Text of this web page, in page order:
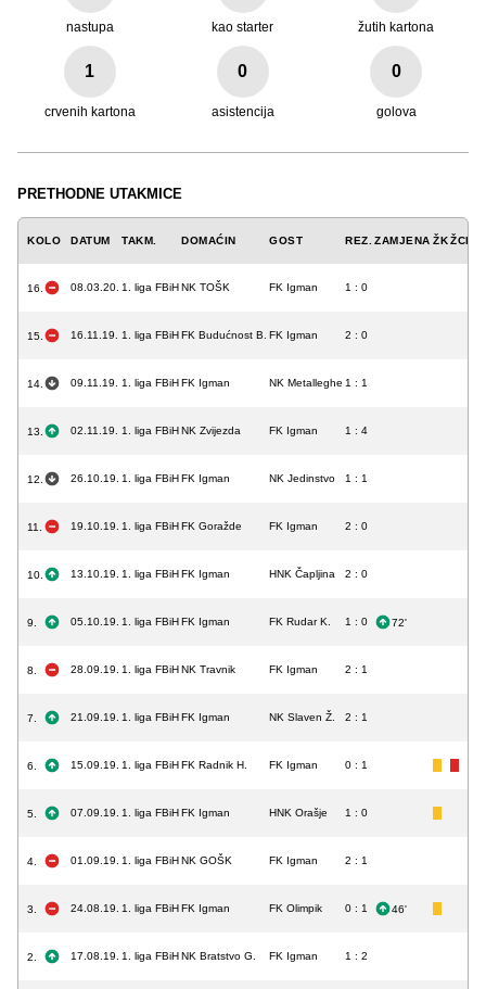
nastupa kao starter žutih kartona
1
crvenih kartona
0
asistencija
0
golova
PRETHODNE UTAKMICE
KOLO DATUM TAKM. DOMAĆIN GOST REZ. ZAMJENA ŽKŽCK
16. 08.03.20. 1. liga FBiHNK TOŠK FK Igman 1 : 0
15. 16.11.19. 1. liga FBiHFK Budućnost B. FK Igman 2 : 0
14. 09.11.19. 1. liga FBiHFK Igman NK Metalleghe 1 : 1
13. 02.11.19. 1. liga FBiHNK Zvijezda FK Igman 1 : 4
12. 26.10.19. 1. liga FBiHFK Igman NK Jedinstvo 1 : 1
11. 19.10.19. 1. liga FBiHFK Goražde FK Igman 2 : 0
10. 13.10.19. 1. liga FBiHFK Igman HNK Čapljina 2 : 0
9. 05.10.19. 1. liga FBiHFK Igman FK Rudar K. 1 : 0 72'
8. 28.09.19. 1. liga FBiHNK Travnik FK Igman 2 : 1
7. 21.09.19. 1. liga FBiHFK Igman NK Slaven Ž. 2 : 1
6. 15.09.19. 1. liga FBiHFK Radnik H. FK Igman 0 : 1
5. 07.09.19. 1. liga FBiHFK Igman HNK Orašje 1 : 0
4. 01.09.19. 1. liga FBiHNK GOŠK FK Igman 2 : 1
3. 24.08.19. 1. liga FBiHFK Igman FK Olimpik 0 : 1 46'
2. 17.08.19. 1. liga FBiHNK Bratstvo G. FK Igman 1 : 2